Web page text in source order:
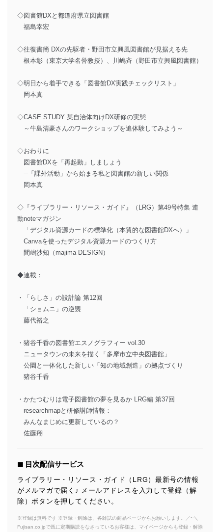
◇図書館DXと都道府県立図書館
福島幸宏
◇往復書簡 DXの先駆者・野田市立興風図書館が見据える先
根本彰（東京大学名誉教授）、川嶋斉（野田市立興風図書館）
◇明日から着手できる「図書館DX実践チェックリスト」
岡本真
◇CASE STUDY 某自治体向けDX研修の実態
～牛島清豪さんのワークショップを追体験してみよう～
◇おわりに
図書館DXを「再起動」しましょう
─「課外活動」から始まる私と図書館の新しい関係
岡本真
◇『ライブラリー・リソース・ガイド』（LRG）第49号特集 連
動noteマガジン
「デジタル資源カードの標準化（本質的な図書館DXへ）」
Canvaを使ったデジタル資源カードのつくり方
間嶋沙知（majima DESIGN）
◆連載：
・「らしさ」の設計論 第12回
「ショムニ」の逆襲
藤代裕之
・猪谷千香の図書館エスノグラフィー vol.30
ニュータウンの未来を描く「多摩市立中央図書館」
公園と一体化した新しい「知の地域創造」の拠点づくり
猪谷千香
・かたつむりは電子図書館の夢を見るか LRG編 第37回
researchmapと研修講師情報：
みんなまじめに更新しているの？
佐藤翔
◼︎ 目次配信サービス
ライブラリー・リソース・ガイド（LRG）最新号の情報
がメルマガで届く♪ メールアドレスを入力して登録（解
除）ボタンを押してください。
※登録は無料です ※登録・解除は、各雑誌の商品ページからお願いします。／~＼
Fujisan.co.jpで既に定期購読をなさっているお客様は、マイページからも登録・解除